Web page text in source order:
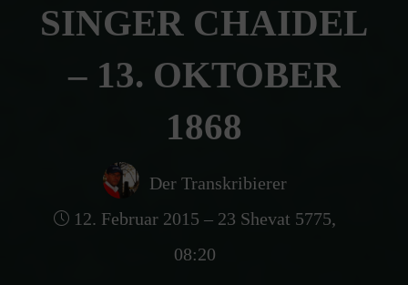
SINGER CHAIDEL
– 13. OKTOBER
1868
Der Transkribierer
12. Februar 2015 – 23 Shevat 5775,
08:20